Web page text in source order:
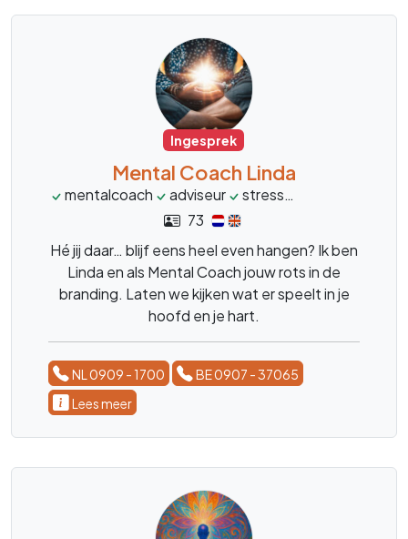
Ingesprek
Mental Coach Linda
mentalcoach adviseur stress
73
Hé jij daar… blijf eens heel even hangen? Ik ben
Linda en als Mental Coach jouw rots in de
branding. Laten we kijken wat er speelt in je
hoofd en je hart.
NL 0909 - 1700
BE 0907 - 37065
Lees meer